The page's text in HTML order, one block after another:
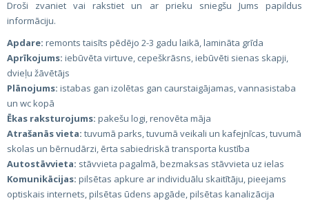
Droši zvaniet vai rakstiet un ar prieku sniegšu Jums papildus
informāciju.
Apdare: remonts taisīts pēdējo 2-3 gadu laikā, lamināta grīda
Aprīkojums: iebūvēta virtuve, cepeškrāsns, iebūvēti sienas skapji,
dvieļu žāvētājs
Plānojums: istabas gan izolētas gan caurstaigājamas, vannasistaba
un wc kopā
Ēkas raksturojums: pakešu logi, renovēta māja
Atrašanās vieta: tuvumā parks, tuvumā veikali un kafejnīcas, tuvumā
skolas un bērnudārzi, ērta sabiedriskā transporta kustība
Autostāvvieta: stāvvieta pagalmā, bezmaksas stāvvieta uz ielas
Komunikācijas: pilsētas apkure ar individuālu skaitītāju, pieejams
optiskais internets, pilsētas ūdens apgāde, pilsētas kanalizācija